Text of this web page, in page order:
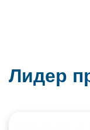
Лидер